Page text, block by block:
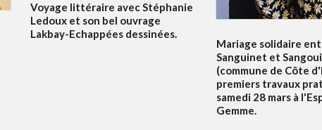
Voyage littéraire avec Stéphanie
Ledoux et son bel ouvrage
Lakbay-Echappées dessinées.
Mariage solidaire
Sanguinet et
(commune de Côte
premiers travaux
samedi 28 mars à
Gemme.